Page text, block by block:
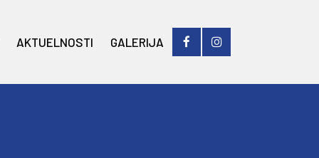
AKTUELNOSTI GALERIJA